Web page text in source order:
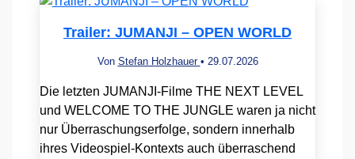
Trailer: JUMANJI – OPEN WORLD
Von Stefan Holzhauer • 29.07.2026
Die letzten JUMANJI-Filme THE NEXT LEVEL
und WELCOME TO THE JUNGLE waren ja nicht
nur Überraschungserfolge, sondern innerhalb
ihres Videospiel-Kontexts auch überraschend